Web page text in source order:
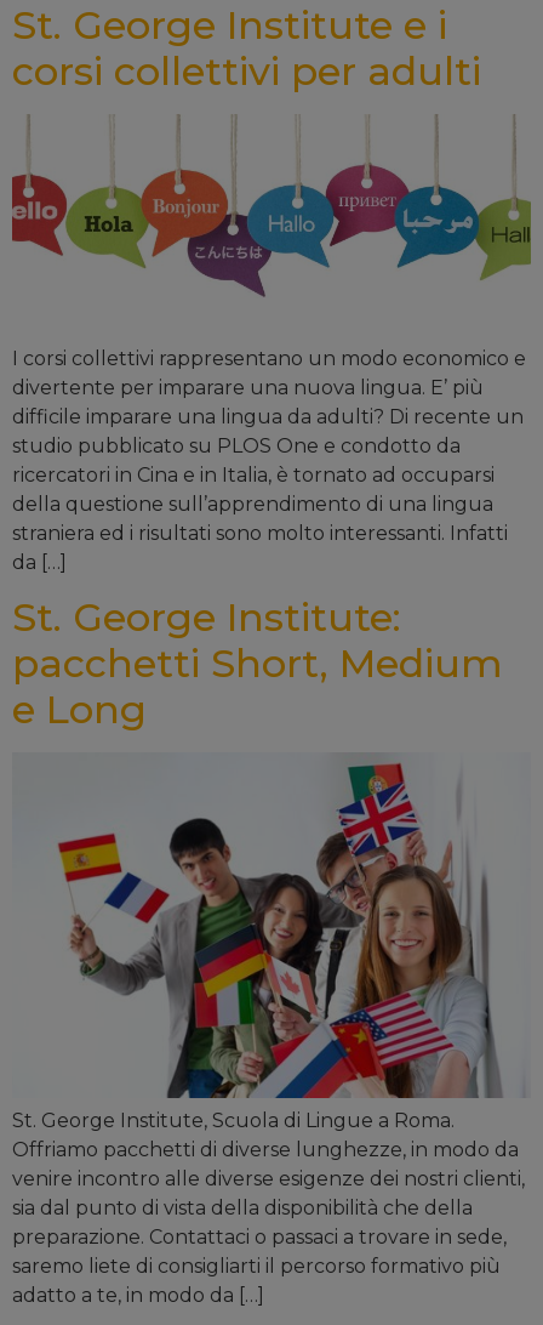
St. George Institute e i
corsi collettivi per adulti
I corsi collettivi rappresentano un modo economico e
divertente per imparare una nuova lingua. E’ più
difficile imparare una lingua da adulti? Di recente un
studio pubblicato su PLOS One e condotto da
ricercatori in Cina e in Italia, è tornato ad occuparsi
della questione sull’apprendimento di una lingua
straniera ed i risultati sono molto interessanti. Infatti
da […]
St. George Institute:
pacchetti Short, Medium
e Long
St. George Institute, Scuola di Lingue a Roma.
Offriamo pacchetti di diverse lunghezze, in modo da
venire incontro alle diverse esigenze dei nostri clienti,
sia dal punto di vista della disponibilità che della
preparazione. Contattaci o passaci a trovare in sede,
saremo liete di consigliarti il percorso formativo più
adatto a te, in modo da […]